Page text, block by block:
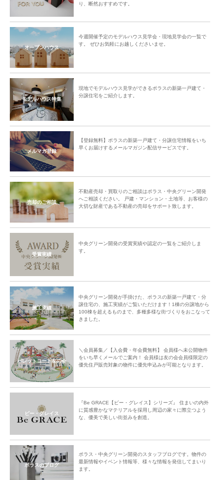
り、断然おすすめです。
オープンハウス
今週開催予定のモデルハウス見学会・現地見学会の一覧で
す。 ぜひお気軽にお越しくださいませ。
モデルハウス特集
現地でモデルハウス見学ができるポラスの新築一戸建て・
分譲住宅をご紹介します。
メルマガ登録
【登録無料】ポラスの新築一戸建て・分譲住宅情報をいち
早くお届けするメールマガジン配信サービスです。
売却のご相談
不動産売却・買取りのご相談はポラス・中央グリーン開発
へご相談ください。 戸建・マンション・土地等、お客様の
大切な財産である不動産の売却をサポート致します。
受賞実績
中央グリーン開発の受賞実績や認定の一覧をご紹介しま
す。
施工実績
中央グリーン開発が手掛けた、ポラスの新築一戸建て・分
譲住宅の、施工実績がご覧いただけます！1棟の分譲地から
100棟を超えるものまで、多種多様な街づくりをおこなって
きました。
パレットコート友の会
＼会員募集／【入会費・年会費無料】 会員様へ未公開物件
をいち早くメールでご案内！ 会員様は友の会会員様限定の
優先住戸販売対象の物件に優先申込みが可能となります。
ビー・グレイス
『Be GRACE【ビー・グレイス】シリーズ』 住まいの内外
に質感豊かなマテリアルを採用し周辺の家々に際立つよう
な、優美で美しい街並みを創造。
ポラスのブログ
ポラス・中央グリーン開発のスタッフブログです。物件の
最新情報やイベント情報等、様々な情報を発信してまいり
ます。